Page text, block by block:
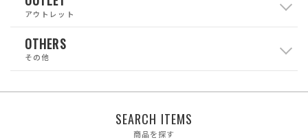
アウトレット
OTHERS
その他
SEARCH ITEMS
商品を探す